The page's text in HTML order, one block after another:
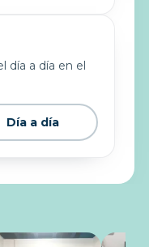
día a día en el
Día a día